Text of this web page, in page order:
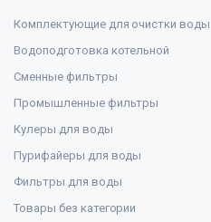
Комплектующие для очистки воды
Водоподготовка котельной
Сменные фильтры
Промышленные фильтры
Кулеры для воды
Пурифайеры для воды
Фильтры для воды
Товары без категории